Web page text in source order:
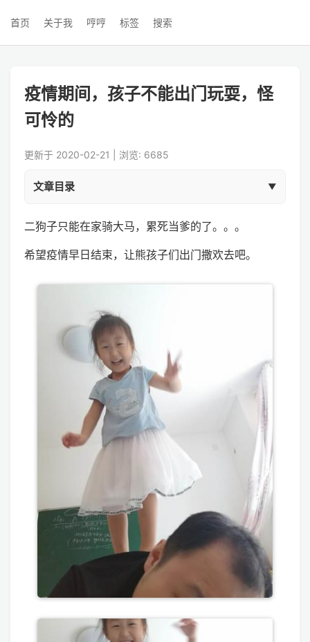
首页 关于我 哼哼 标签 搜索
疫情期间，孩子不能出门玩耍，怪
可怜的
更新于 2020-02-21 | 浏览: 6685
文章目录
二狗子只能在家骑大马，累死当爹的了。。。
希望疫情早日结束，让熊孩子们出门撒欢去吧。